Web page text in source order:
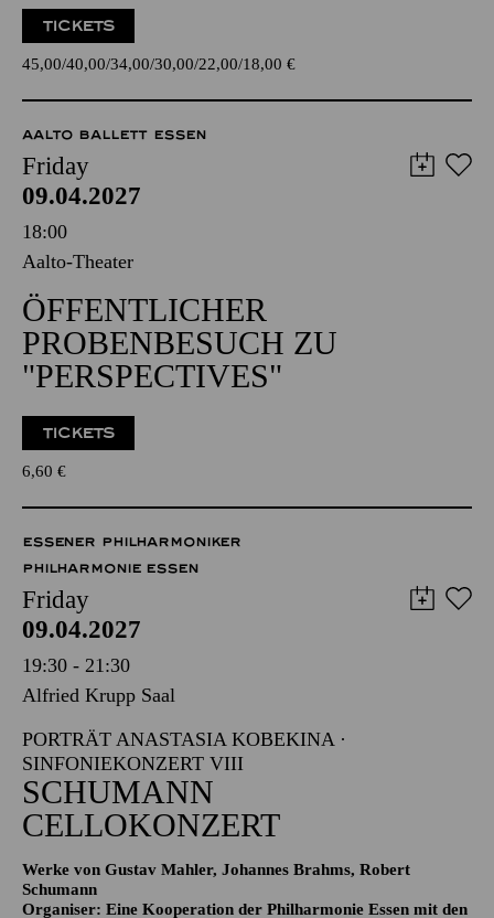
TICKETS
45,00 40,00 34,00 30,00 22,00 18,00 €
AALTO BALLETT ESSEN
Friday
09.04.2027
18:00
Aalto-Theater
ÖFFENTLICHER
PROBENBESUCH ZU
"PERSPECTIVES"
TICKETS
6,60 €
ESSENER PHILHARMONIKER
PHILHARMONIE ESSEN
Friday
09.04.2027
19:30 - 21:30
Alfried Krupp Saal
PORTRÄT ANASTASIA KOBEKINA ·
SINFONIEKONZERT VIII
SCHUMANN
CELLOKONZERT
Werke von Gustav Mahler, Johannes Brahms, Robert
Schumann
Organiser: Eine Kooperation der Philharmonie Essen mit den